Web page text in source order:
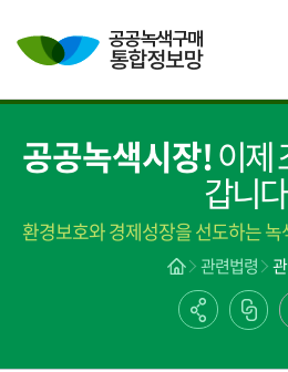
공공녹색시장!이제
갑니
환경보호와 경제성장을 선도하는
관련법령